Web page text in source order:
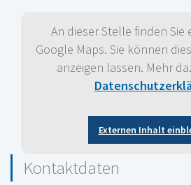
An dieser Stelle finden Sie
Google Maps. Sie können
anzeigen lassen. Mehr
Externen Inhalt
Kontaktdaten